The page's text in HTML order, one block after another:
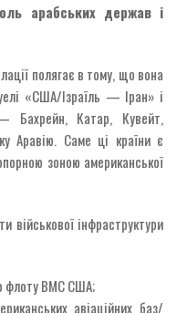
арабських держав і
полягає в тому, що вона
«США/Ізраїль — Іран» і
Бахрейн, Катар, Кувейт,
Аравію. Саме ці країни є
зоною американської
військової інфраструктури
флоту ВМС США;
авіаційних баз/